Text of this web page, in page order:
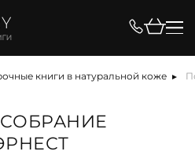
книги в натуральной коже